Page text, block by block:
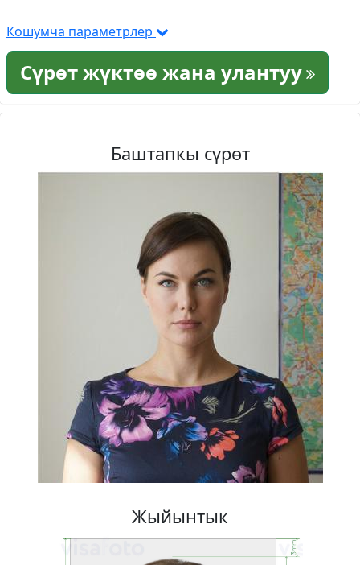
Кошумча параметрлер
Сүрөт жүктөө жана улантуу
Баштапкы сүрөт
Жыйынтык